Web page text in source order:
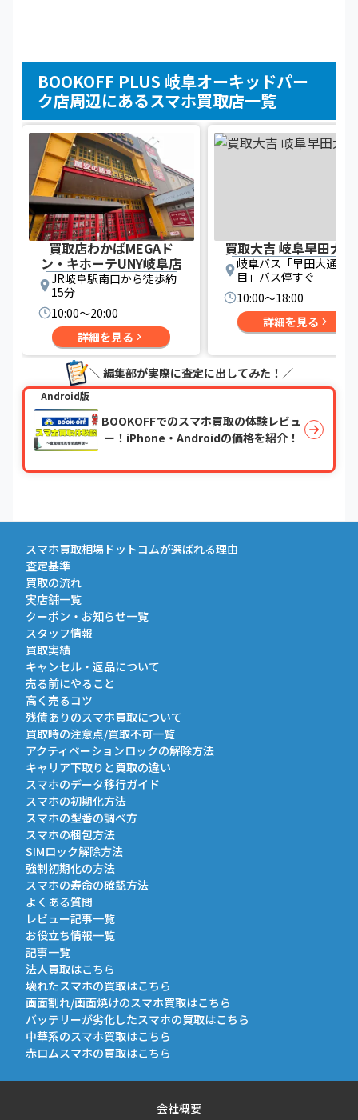
BOOKOFF PLUS 岐阜オーキッドパー
ク店周辺にあるスマホ買取店一覧
買取店わかばMEGAド
ン・キホーテUNY岐阜店
JR岐阜駅南口から徒歩約
15分
10:00〜20:00
詳細を見る
買取大吉 岐阜早田大
岐阜バス「早田大通一
目」バス停すぐ
10:00〜18:00
詳細を見る
＼ 編集部が実際に査定に出してみた！／
Android版
BOOKOFFでのスマホ買取の体験レビュ
ー！iPhone・Androidの価格を紹介！
スマホ買取相場ドットコムが選ばれる理由
査定基準
買取の流れ
実店舗一覧
クーポン・お知らせ一覧
スタッフ情報
買取実績
キャンセル・返品について
売る前にやること
高く売るコツ
残債ありのスマホ買取について
買取時の注意点/買取不可一覧
アクティベーションロックの解除方法
キャリア下取りと買取の違い
スマホのデータ移行ガイド
スマホの初期化方法
スマホの型番の調べ方
スマホの梱包方法
SIMロック解除方法
強制初期化の方法
スマホの寿命の確認方法
よくある質問
レビュー記事一覧
お役立ち情報一覧
記事一覧
法人買取はこちら
壊れたスマホの買取はこちら
画面割れ/画面焼けのスマホ買取はこちら
バッテリーが劣化したスマホの買取はこちら
中華系のスマホ買取はこちら
赤ロムスマホの買取はこちら
会社概要